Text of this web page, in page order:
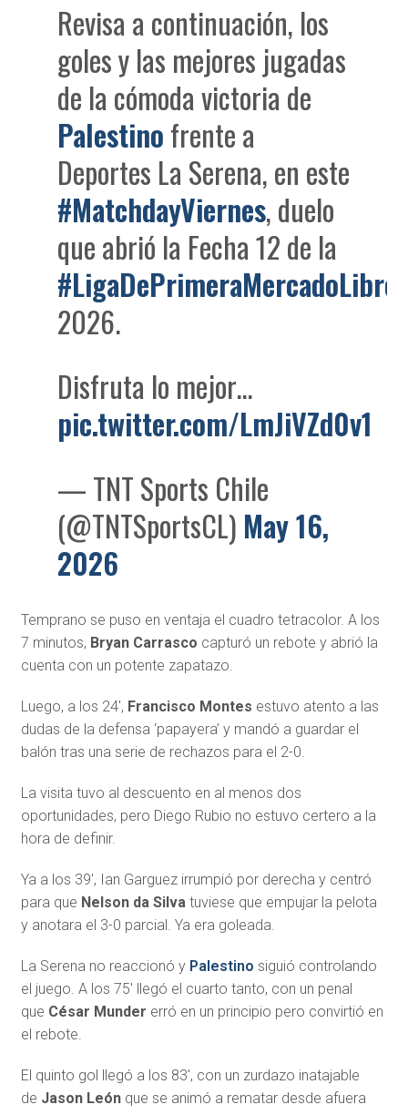
Revisa a continuación, los
goles y las mejores jugadas
de la cómoda victoria de
Palestinofrente a
Deportes La Serena, en este
#MatchdayViernes, duelo
que abrió la Fecha 12 de la
#LigaDePrimeraMercadoLibre
2026.
Disfruta lo mejor…
pic.twitter.com/LmJiVZd0v1
— TNT Sports Chile
(@TNTSportsCL) May 16,
2026
Temprano se puso en ventaja el cuadro tetracolor. A los
7 minutos, Bryan Carrasco capturó un rebote y abrió la
cuenta con un potente zapatazo.
Luego, a los 24′, Francisco Montes estuvo atento a las
dudas de la defensa ‘papayera’ y mandó a guardar el
balón tras una serie de rechazos para el 2-0.
La visita tuvo al descuento en al menos dos
oportunidades, pero Diego Rubio no estuvo certero a la
hora de definir.
Ya a los 39′, Ian Garguez irrumpió por derecha y centró
para que Nelson da Silvatuviese que empujar la pelota
y anotara el 3-0 parcial. Ya era goleada.
La Serena no reaccionó y Palestino siguió controlando
el juego. A los 75′ llegó el cuarto tanto, con un penal
que César Munder erró en un principio pero convirtió en
el rebote.
El quinto gol llegó a los 83′, con un zurdazo inatajable
de Jason Leónque se animó a rematar desde afuera